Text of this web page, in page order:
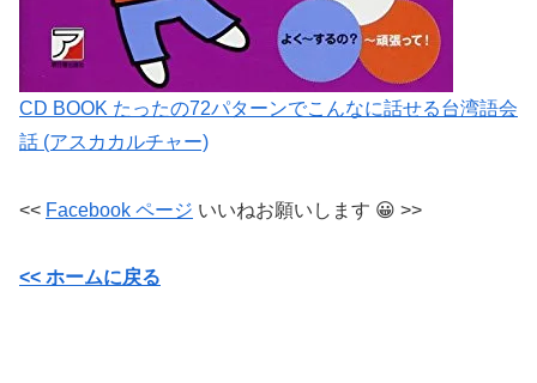
CD BOOK たったの72パターンでこんなに話せる台湾語会
話 (アスカカルチャー)
<< Facebook ページ いいねお願いします 😀 >>
<< ホームに戻る